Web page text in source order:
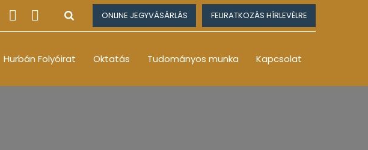
ONLINE JEGYVÁSÁRLÁS FELIRATKOZÁS HÍRLEVÉLRE
Hurbán Folyóirat Oktatás Tudományos munka Kapcsolat